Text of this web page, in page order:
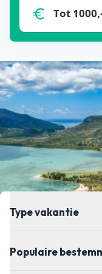
de meest
doorklikken naar
Tot
Type vakantie
Populaire